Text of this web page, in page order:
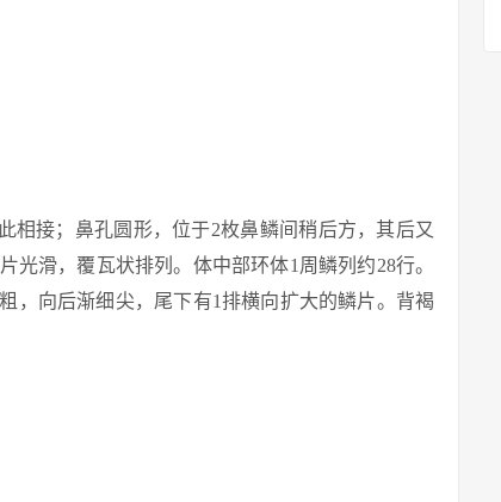
相接；鼻孔圆形，位于2枚鼻鳞间稍后方，其后又
滑，覆瓦状排列。体中部环体1周鳞列约28行。
，向后渐细尖，尾下有1排横向扩大的鳞片。背褐